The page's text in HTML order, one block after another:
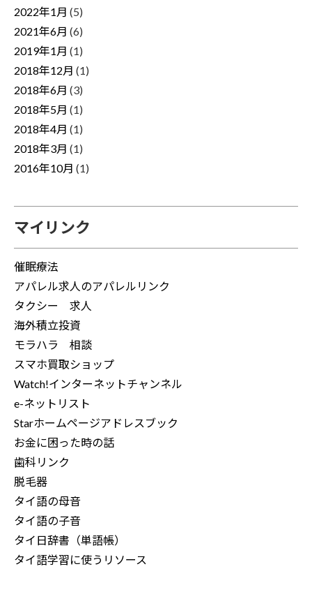
2022年1月 (5)
2021年6月 (6)
2019年1月 (1)
2018年12月 (1)
2018年6月 (3)
2018年5月 (1)
2018年4月 (1)
2018年3月 (1)
2016年10月 (1)
マイリンク
催眠療法
アパレル求人のアパレルリンク
タクシー 求人
海外積立投資
モラハラ 相談
スマホ買取ショップ
Watch!インターネットチャンネル
e-ネットリスト
Starホームページアドレスブック
お金に困った時の話
歯科リンク
脱毛器
タイ語の母音
タイ語の子音
タイ日辞書（単語帳）
タイ語学習に使うリソース